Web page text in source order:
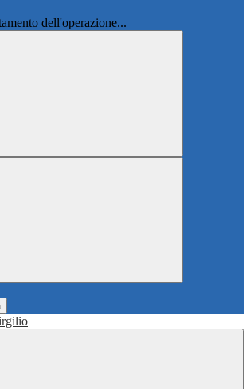
dell'operazione...